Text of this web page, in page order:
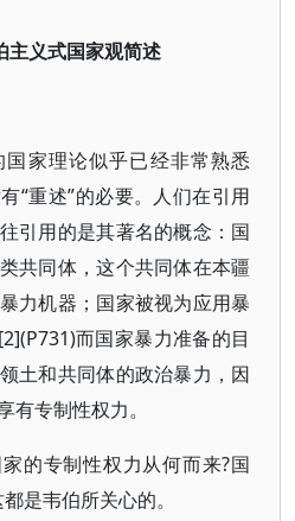
主义式国家观简述
家理论似乎已经非常熟悉
“重述”的必要。人们在引用
引用的是其著名的概念：国
共同体，这个共同体在本疆
力机器；国家被视为应用暴
而国家暴力准备的目
土和共同体的政治暴力，因
有专制性权力。
的专制性权力从何而来?国
是韦伯所关心的。